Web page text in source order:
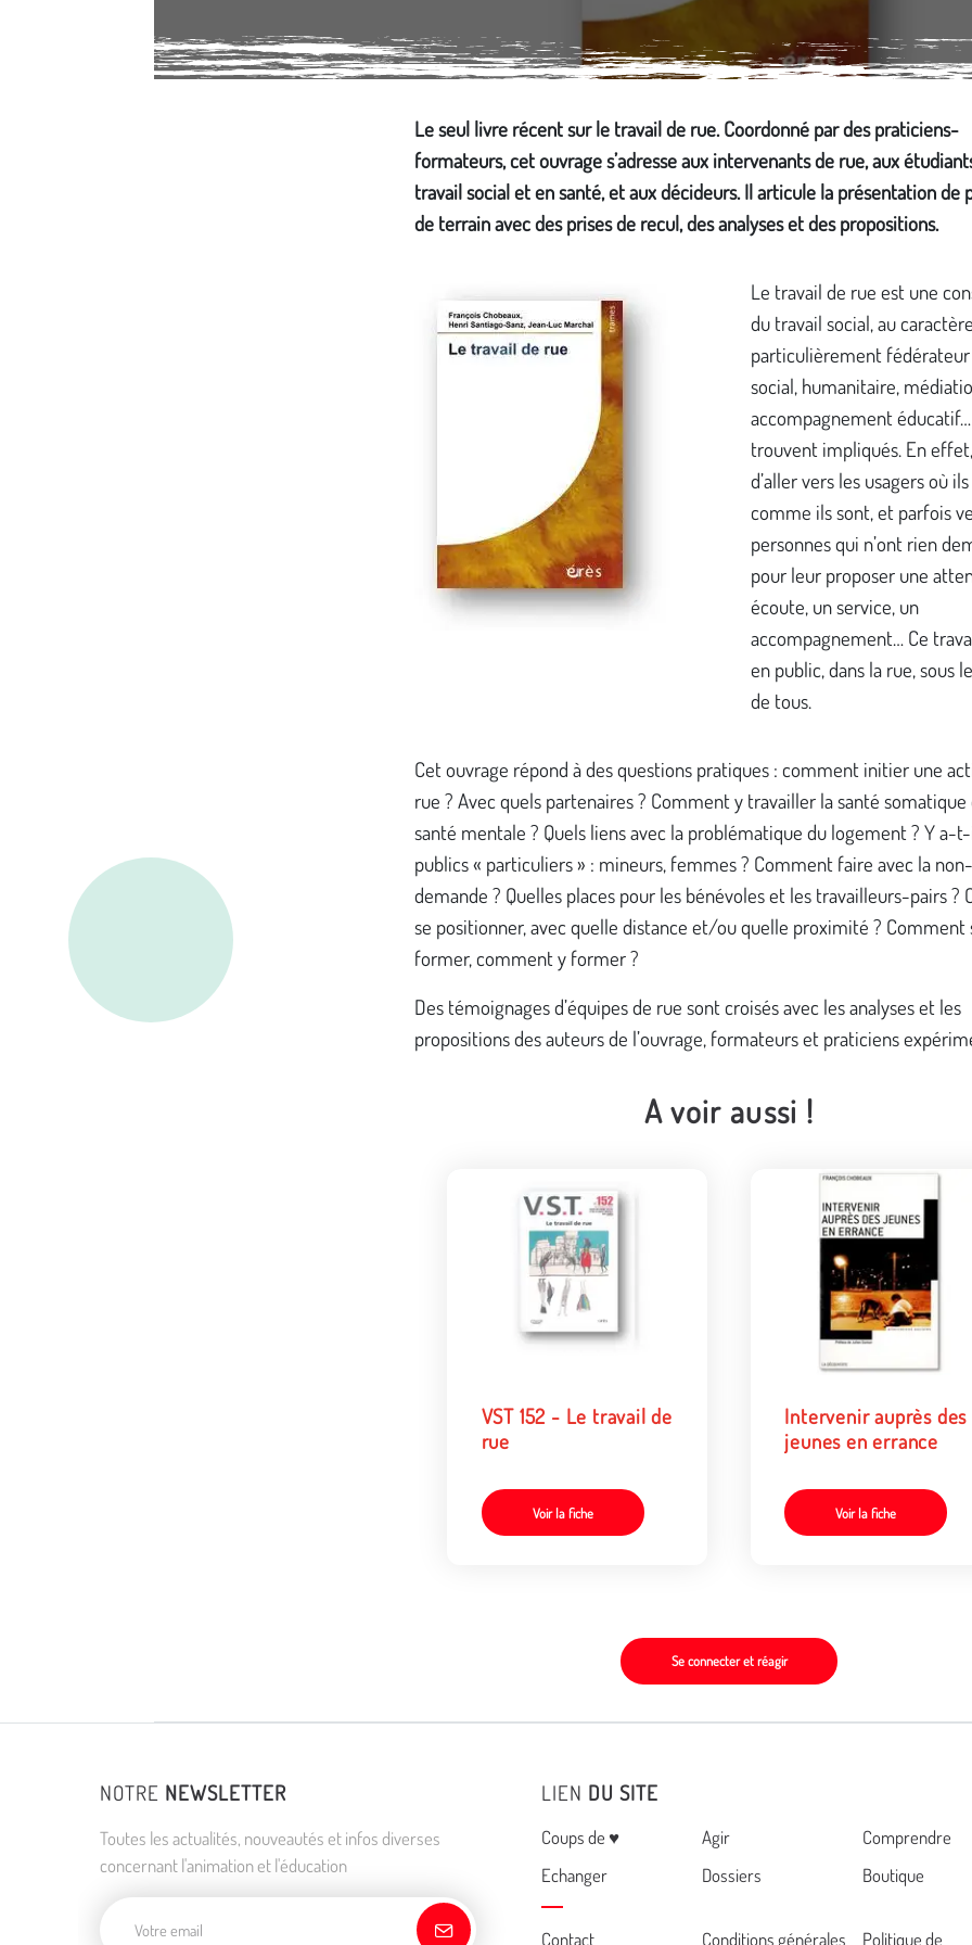
Le seul livre récent sur le travail de rue. Coordonné par des praticiens-
formateurs, cet ouvrage s’adresse aux intervenants de rue, aux
travail social et en santé, et aux décideurs. Il articule la présentation de
de terrain avec des prises de recul, des analyses et des propositions.
Le travail de rue est une
du travail social, au caractère
particulièrement fédérateur
social, humanitaire,
accompagnement
trouvent impliqués. En
d’aller vers les usagers où
comme ils sont, et parfois
personnes qui n’ont rien
pour leur proposer une
écoute, un service, un
accompagnement… Ce
en public, dans la rue, sous
de tous.
Cet ouvrage répond à des questions pratiques : comment initier une
rue ? Avec quels partenaires ? Comment y travailler la santé somatique
santé mentale ? Quels liens avec la problématique du logement ? Y a-
publics « particuliers » : mineurs, femmes ? Comment faire avec la non-
demande ? Quelles places pour les bénévoles et les travailleurs-pairs ?
se positionner, avec quelle distance et/ou quelle proximité ? Comment
former, comment y former ?
Des témoignages d’équipes de rue sont croisés avec les analyses et les
propositions des auteurs de l’ouvrage, formateurs et praticiens
A voir aussi !
VST 152 - Le travail de
rue
Voir la fiche
Intervenir auprès des
jeunes en errance
Voir la fiche
Se connecter et réagir
NOTRE NEWSLETTER
Toutes les actualités, nouveautés et infos diverses
concernant l'animation et l'éducation
LIEN DU SITE
Menu
Coups de ♥ Agir
Comprendre
Echanger
Dossiers Boutique
Contact Conditions générales Politique de